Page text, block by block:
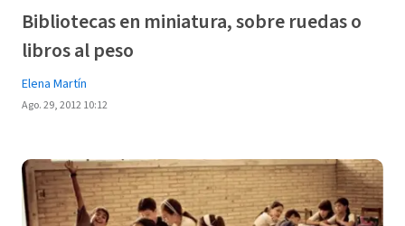
Bibliotecas en miniatura, sobre ruedas o
libros al peso
Elena Martín
Ago. 29, 2012 10:12